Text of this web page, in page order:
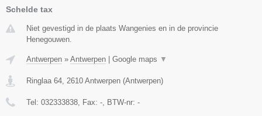
Schelde tax
Niet gevestigd in de plaats Wangenies en in de provincie
Henegouwen.
Antwerpen » Antwerpen Google maps ▼
Ringlaa 64, 2610 Antwerpen (Antwerpen)
Tel: 032333838, Fax: -, BTW-nr: -